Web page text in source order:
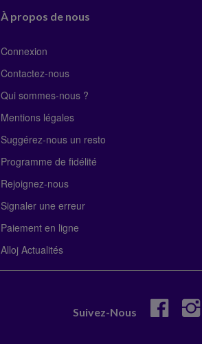
À propos de nous
Connexion
Contactez-nous
Qui sommes-nous ?
Mentions légales
Suggérez-nous un resto
Programme de fidélité
Rejoignez-nous
Signaler une erreur
Paiement en ligne
Alloj Actualités
Suivez-Nous